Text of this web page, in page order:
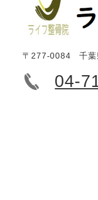
〒277-0084 千葉
04-